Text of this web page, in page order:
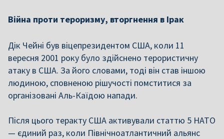
Війна проти тероризму, вторгнення в Ірак
Дік Чейні був віцепрезидентом США, коли 11
вересня 2001 року було здійснено терористичну
атаку в США. За його словами, тоді він став іншою
людиною, сповненою рішучості помститися за
організовані Аль-Каїдою напади.
Після цього теракту США активували статтю 5 НАТО
— єдиний раз, коли Північноатлантичний альянс